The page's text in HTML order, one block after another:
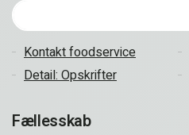
Kontakt foodservice
Detail: Opskrifter
Fællesskab